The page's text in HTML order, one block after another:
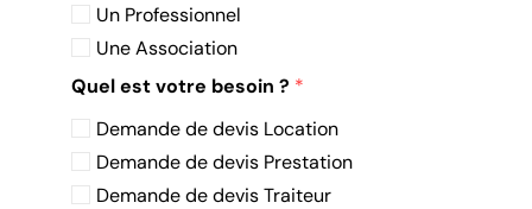
Un Professionnel
Une Association
Quel est votre besoin ? *
Demande de devis Location
Demande de devis Prestation
Demande de devis Traiteur